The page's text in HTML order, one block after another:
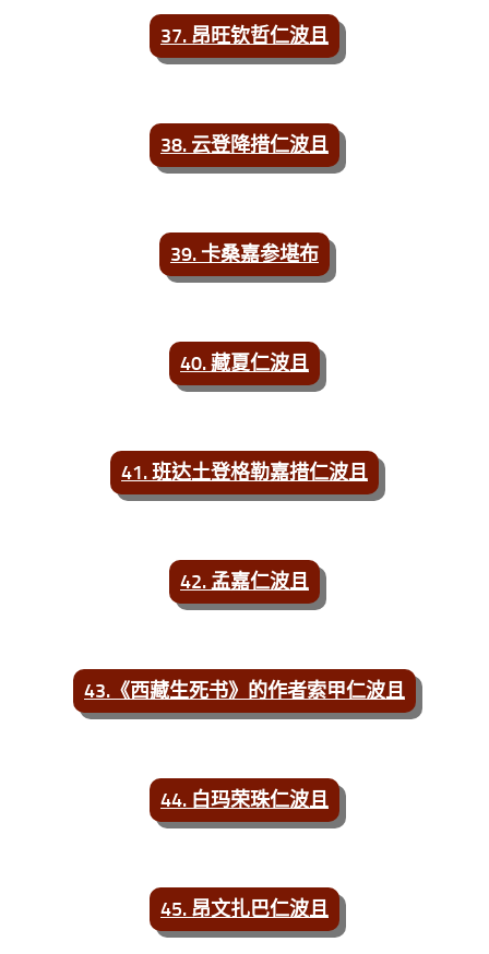
37. 昂旺钦哲仁波且
38. 云登降措仁波且
39. 卡桑嘉参堪布
40. 藏夏仁波且
41. 班达土登格勒嘉措仁波且
42. 孟嘉仁波且
43.《西藏生死书》的作者索甲仁波且
44. 白玛荣珠仁波且
45. 昂文扎巴仁波且